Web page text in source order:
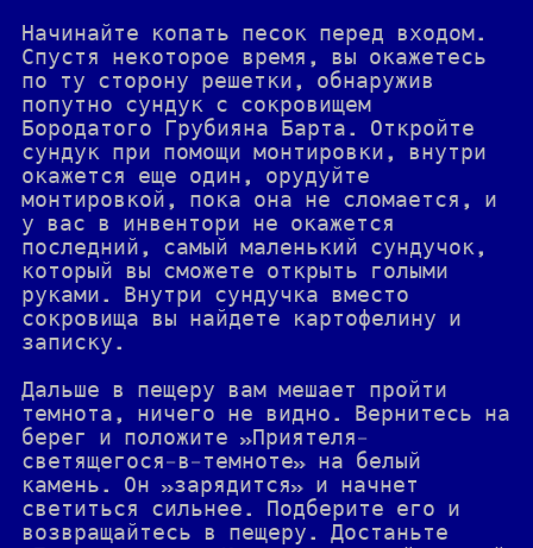
Начинайте копать песок перед входом.
Спустя некоторое время, вы окажетесь
по ту сторону решетки, обнаружив
попутно сундук с сокровищем
Бородатого Грубияна Барта. Откройте
сундук при помощи монтировки, внутри
окажется еще один, орудуйте
монтировкой, пока она не сломается, и
у вас в инвентори не окажется
последний, самый маленький сундучок,
который вы сможете открыть голыми
руками. Внутри сундучка вместо
сокровища вы найдете картофелину и
записку.
Дальше в пещеру вам мешает пройти
темнота, ничего не видно. Вернитесь на
берег и положите »Приятеля-
светящегося-в-темноте» на белый
камень. Он »зарядится» и начнет
светиться сильнее. Подберите его и
возвращайтесь в пещеру. Достаньте